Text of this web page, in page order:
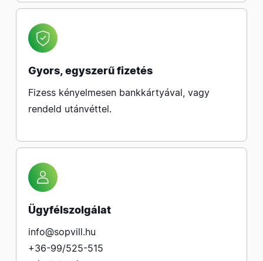
Gyors, egyszerű fizetés
Fizess kényelmesen bankkártyával, vagy
rendeld utánvéttel.
Ügyfélszolgálat
info@sopvill.hu
+36-99/525-515